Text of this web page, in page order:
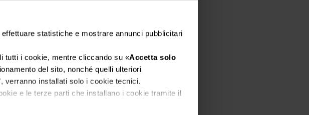
statistiche e mostrare annunci pubblicitari
tutti i cookie, mentre cliccando su «Accetta solo
del sito, nonché quelli ulteriori
verranno installati solo i cookie tecnici.
e le terze parti che installano i cookie tramite il